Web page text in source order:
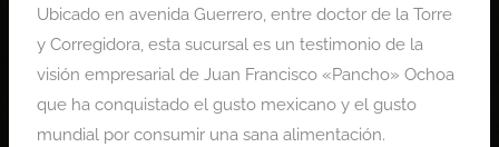
Ubicado en avenida Guerrero, entre doctor de la Torre
y Corregidora, esta sucursal es un testimonio de la
visión empresarial de Juan Francisco «Pancho» Ochoa
que ha conquistado el gusto mexicano y el gusto
mundial por consumir una sana alimentación.